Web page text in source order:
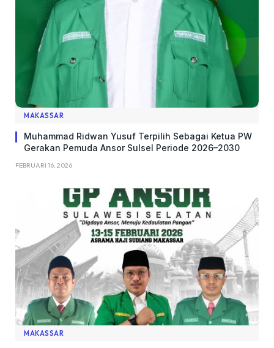
MAKASSAR
Muhammad Ridwan Yusuf Terpilih Sebagai Ketua PW
Gerakan Pemuda Ansor Sulsel Periode 2026–2030
FEBRUARI 16, 2026
MAKASSAR